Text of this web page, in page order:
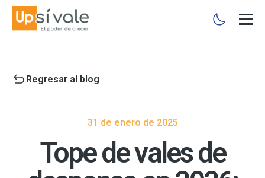
Regresar al blog
31 de enero de 2025
Tope de vales de